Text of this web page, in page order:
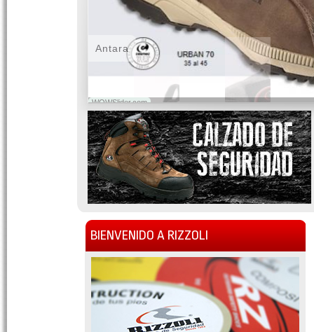
WOWSlider.com
Antara
BIENVENIDO A RIZZOLI